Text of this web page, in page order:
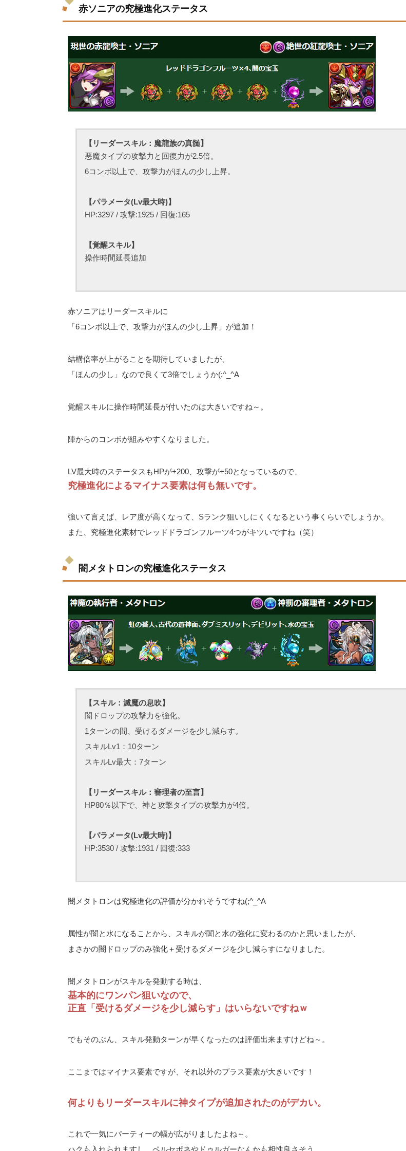
赤ソニアの究極進化ステータス
【リーダースキル：魔龍族の真髄】
悪魔タイプの攻撃力と回復力が2.5倍。
6コンボ以上で、攻撃力がほんの少し上昇。
【パラメータ(Lv最大時)】
HP:3297 / 攻撃:1925 / 回復:165
【覚醒スキル】
操作時間延長追加
赤ソニアはリーダースキルに
「6コンボ以上で、攻撃力がほんの少し上昇」が追加！
結構倍率が上がることを期待していましたが、
「ほんの少し」なので良くて3倍でしょうか(;^_^A
覚醒スキルに操作時間延長が付いたのは大きいですね～。
陣からのコンボが組みやすくなりました。
LV最大時のステータスもHPが+200、攻撃が+50となっているので、
究極進化によるマイナス要素は何も無いです。
強いて言えば、レア度が高くなって、Sランク狙いしにくくなるという事くらいでしょうか。
また、究極進化素材でレッドドラゴンフルーツ4つがキツいですね（笑）
闇メタトロンの究極進化ステータス
【スキル：滅魔の息吹】
闇ドロップの攻撃力を強化。
1ターンの間、受けるダメージを少し減らす。
スキルLv1：10ターン
スキルLv最大：7ターン
【リーダースキル：審理者の至言】
HP80％以下で、神と攻撃タイプの攻撃力が4倍。
【パラメータ(Lv最大時)】
HP:3530 / 攻撃:1931 / 回復:333
闇メタトロンは究極進化の評価が分かれそうですね(;^_^A
属性が闇と水になることから、スキルが闇と水の強化に変わるのかと思いましたが、
まさかの闇ドロップのみ強化＋受けるダメージを少し減らすになりました。
闇メタトロンがスキルを発動する時は、
基本的にワンパン狙いなので、
正直「受けるダメージを少し減らす」はいらないですねｗ
でもそのぶん、スキル発動ターンが早くなったのは評価出来ますけどね～。
ここまではマイナス要素ですが、それ以外のプラス要素が大きいです！
何よりもリーダースキルに神タイプが追加されたのがデカい。
これで一気にパーティーの幅が広がりましたよね～。